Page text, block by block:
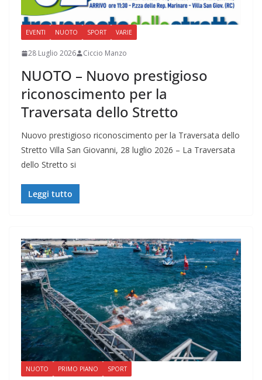
EVENTI NUOTO SPORT VARIE
28 Luglio 2026 Ciccio Manzo
NUOTO – Nuovo prestigioso
riconoscimento per la
Traversata dello Stretto
Nuovo prestigioso riconoscimento per la Traversata dello
Stretto Villa San Giovanni, 28 luglio 2026 – La Traversata
dello Stretto si
Leggi tutto
NUOTO PRIMO PIANO SPORT